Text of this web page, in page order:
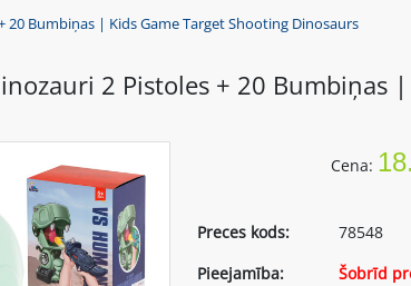
20 Bumbiņas | Kids Game Target Shooting Dinosaurs
2 Pistoles + 20 Bumbiņas
Cena:
Preces kods:
78548
Pieejamība:
Šobrīd